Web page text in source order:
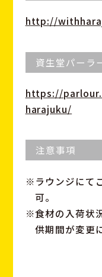
http://
資生堂パーラ
https://
harajuku/
注意事項
ラウンジにて
可。
食材の入荷状
供期間が変更